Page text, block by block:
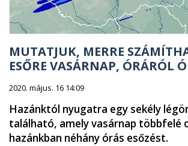
MUTATJUK, MERRE
ESŐRE VASÁRNAP, ÓRÁRÓL
2020. május. 16 14:09
Hazánktól nyugatra egy sekély
található, amely vasárnap többfelé
hazánkban néhány órás esőzést.